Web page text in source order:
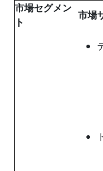
市場セグメン
ト
市場